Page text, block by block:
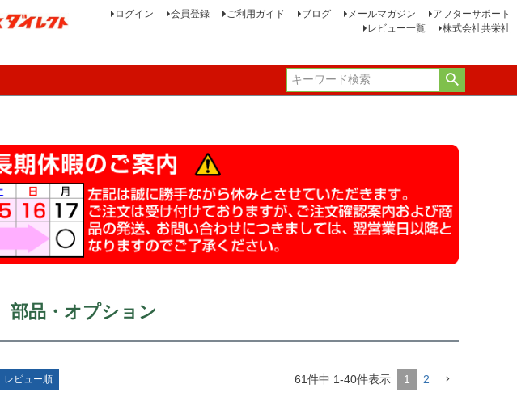
ログイン 会員登録 ご利用ガイド ブログ メールマガジン
アフターサポート
レビュー一覧
株式会社共栄社
部品・オプション
レビュー順 61件中 1-40件表示 1 2